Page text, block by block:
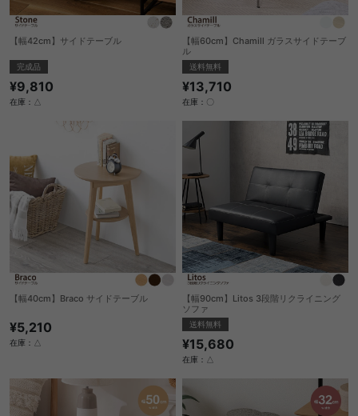
【幅42cm】サイドテーブル
完成品
¥9,810
在庫：△
【幅60cm】Chamill ガラスサイドテーブ
ル
送料無料
¥13,710
在庫：〇
【幅40cm】Braco サイドテーブル
¥5,210
在庫：△
【幅90cm】Litos 3段階リクライニング
ソファ
送料無料
¥15,680
在庫：△